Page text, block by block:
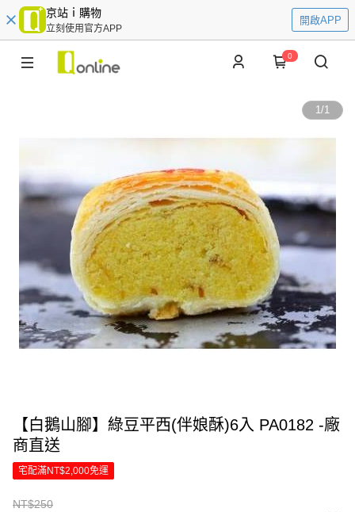
京站ｉ購物
立刻使用官方APP
開啟APP
0
1/1
【白鵝山腳】綠豆平西(伴娘酥)6入 PA0182 -廠
商直送
宅配滿NT$2,000免運
NT$250